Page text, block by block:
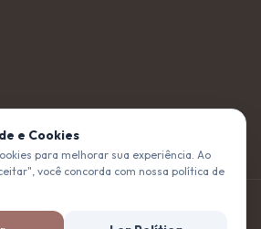
aos Pés. Todos os direitos reservados.
e Cookies
para melhorar sua experiência. Ao
você concorda com nossa política de